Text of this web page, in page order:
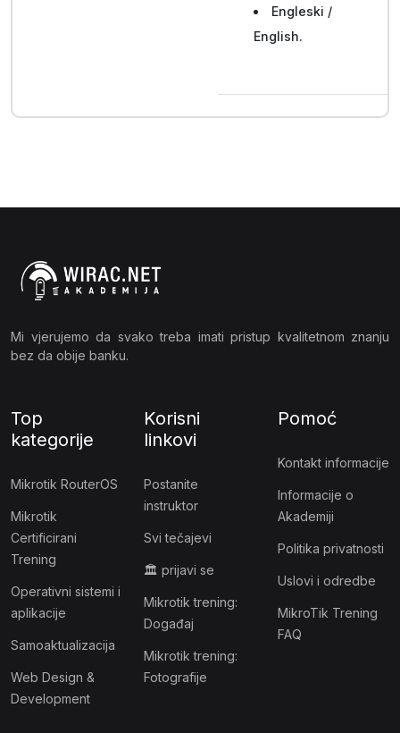
Engleski /
English.
Mi vjerujemo da svako treba imati pristup kvalitetnom znanju
bez da obije banku.
Top
kategorije
Mikrotik RouterOS
Mikrotik
Certificirani
Trening
Operativni sistemi i
aplikacije
Samoaktualizacija
Web Design &
Development
Korisni
linkovi
Postanite
instruktor
Svi tečajevi
🏛 prijavi se
Mikrotik trening:
Događaj
Mikrotik trening:
Fotografije
Pomoć
Kontakt informacije
Informacije o
Akademiji
Politika privatnosti
Uslovi i odredbe
MikroTik Trening
FAQ